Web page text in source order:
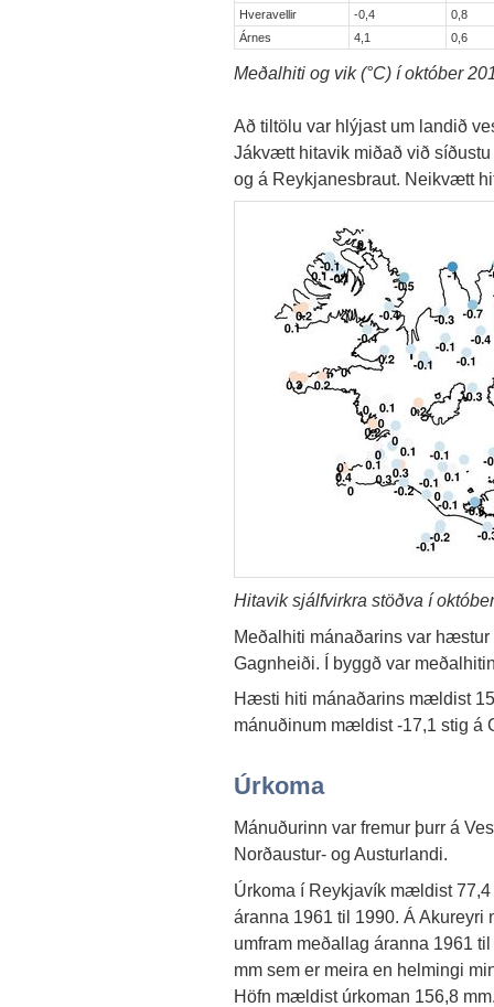
Hveravellir
-0,4
0,8
Árnes
4,1 0,6
Meðalhiti og vik (°C) í október
Að tiltölu var hlýjast um landið
Jákvætt hitavik miðað við
og á Reykjanesbraut. Neikvætt
Hitavik sjálfvirkra stöðva í
Meðalhiti mánaðarins var
Gagnheiði. Í byggð var
Hæsti hiti mánaðarins mældist
mánuðinum mældist -17,1 stig á
Úrkoma
Mánuðurinn var fremur þurr á
Norðaustur- og Austurlandi.
Úrkoma í Reykjavík mældist
áranna 1961 til 1990. Á
umfram meðallag áranna 1961
mm sem er meira en helmingi
Höfn mældist úrkoman 156,8